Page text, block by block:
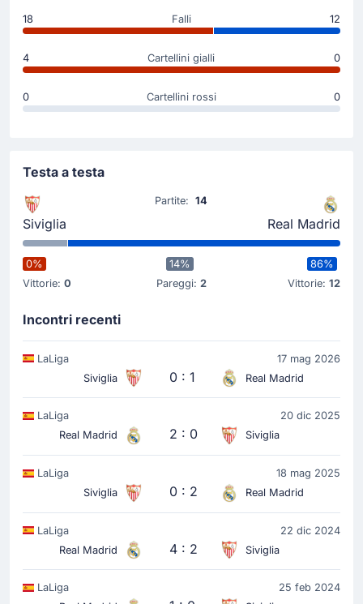
Goal !
Vinicius Junior (Marcatore)
Real Madrid in vantaggio ora per 0 - 1. Marcatore:
Vinicius Junior!
18 Falli 12
4 Cartellini gialli 0
0 Cartellini rossi 0
Testa a testa
Siviglia
Partite:14
Real Madrid
0%
Vittorie: 0
14%
Pareggi: 2
86%
Vittorie: 12
Incontri recenti
LaLiga
17 mag 2026
Siviglia
0 : 1 Real Madrid
LaLiga
20 dic 2025
Real Madrid
2 : 0 Siviglia
LaLiga
18 mag 2025
Siviglia
0 : 2 Real Madrid
LaLiga
22 dic 2024
Real Madrid
4 : 2 Siviglia
LaLiga
25 feb 2024